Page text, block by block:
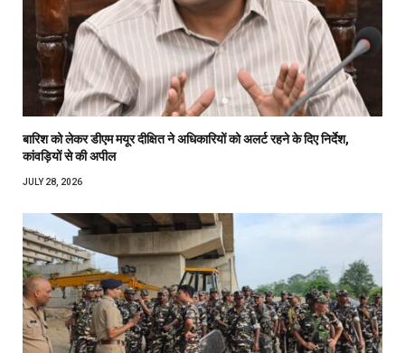
बारिश को लेकर डीएम मयूर दीक्षित ने अधिकारियों को अलर्ट रहने के दिए निर्देश,
कांवड़ियों से की अपील
JULY 28, 2026